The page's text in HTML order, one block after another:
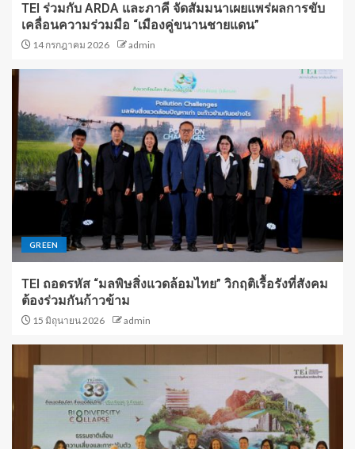
TEI ร่วมกับ ARDA และภาคี จัดสัมมนาเผยแพร่ผลการขับ
เคลื่อนความร่วมมือ “เมืองคู่ขนานชายแดน”
14 กรกฎาคม 2026 admin
GREEN
TEI ถอดรหัส “มลพิษสิ่งแวดล้อมไทย” วิกฤติเรื้อรังที่สังคม
ต้องร่วมกันก้าวข้าม
15 มิถุนายน 2026 admin